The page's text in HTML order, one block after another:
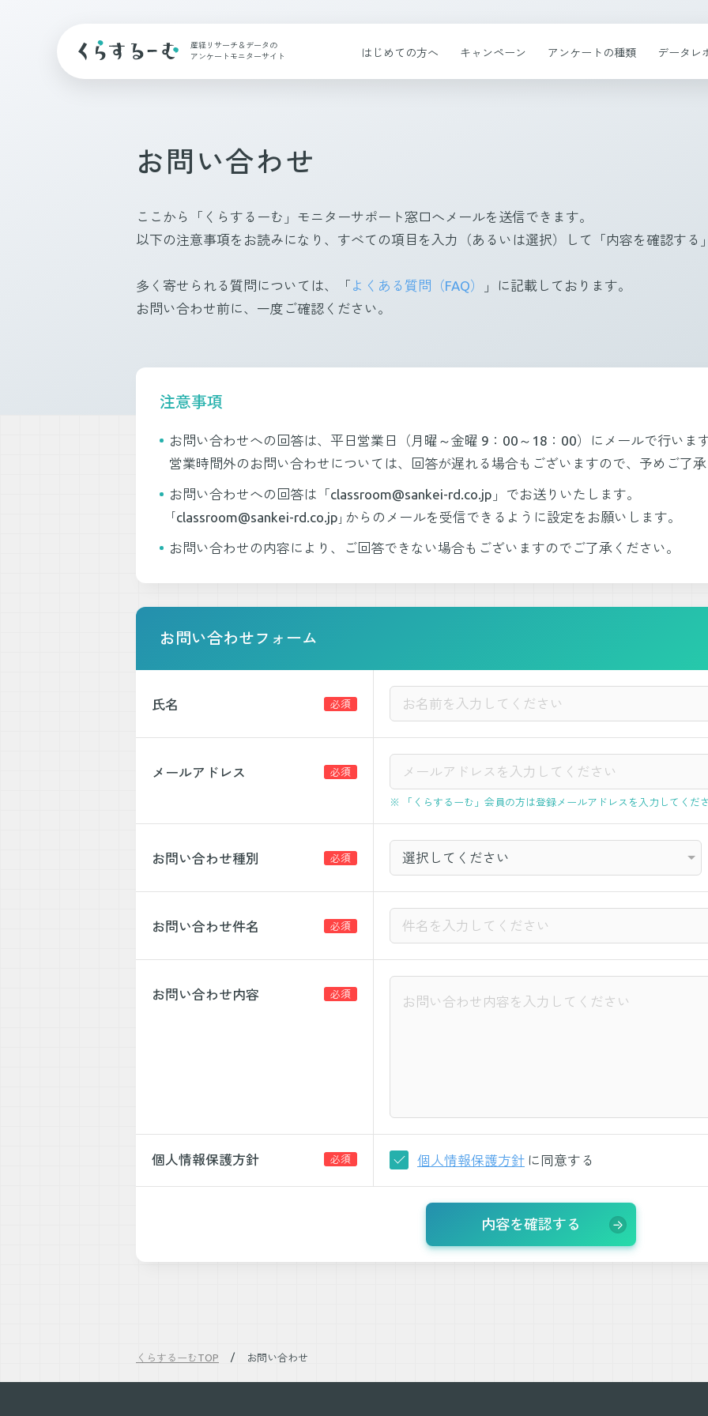
産経リサーチ＆データの
アンケートモニターサイト
はじめての方へ キャンペーン アンケートの種類 データレ
お問い合わせ
ここから「くらするーむ」モニターサポート窓口へメールを送信できます。
以下の注意事項をお読みになり、すべての項目を入力（あるいは選択）して「内容を確認する
多く寄せられる質問については、「 よくある質問（FAQ）
」に記載しております。
お問い合わせ前に、一度ご確認ください。
注意事項
お問い合わせへの回答は、平日営業日（月曜～金曜 9：00～18：00）にメールで行いま
営業時間外のお問い合わせについては、回答が遅れる場合もございますので、予めご了
お問い合わせへの回答は「classroom@sankei-rd.co.jp」でお送りいたします。
｢classroom@sankei-rd.co.jp｣からのメールを受信できるように設定をお願いします。
お問い合わせの内容により、ご回答できない場合もございますのでご了承ください。
お問い合わせフォーム
氏名
メールアドレス
「くらするーむ」会員の方は登録メールアドレスを入力してくだ
お問い合わせ種別
お問い合わせ件名
お問い合わせ内容
個人情報保護方針 個人情報保護方針 に同意する
内容を確認する
くらするーむTOP お問い合わせ